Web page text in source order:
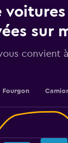
sur
convient
Fourgon